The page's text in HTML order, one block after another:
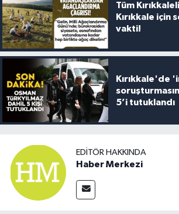
Tüm
Kırıkkale için
vakti!
Kırıkkale'de
5’i tutuklandı
EDITÖR HAKKINDA
Haber Merkezi